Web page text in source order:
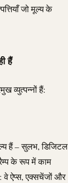
जो मूल्य के
हैं
व्युत्पन्नों हैं:
हैं – सुलभ, डिजिटल
के रूप में काम
वे ऐप्स, एक्सचेंजों और